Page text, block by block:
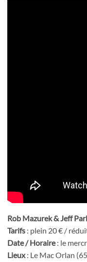
Rob Mazurek & Jeff
Tarifs : plein 20 € /
Date / Horaire: le
Lieux: Le Mac Orlan